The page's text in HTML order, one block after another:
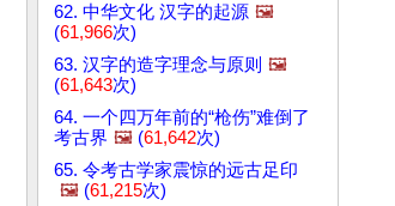
62. 中华文化 汉字的起源 🖼️
(61,966次)
63. 汉字的造字理念与原则 🖼️
(61,643次)
64. 一个四万年前的“枪伤”难倒了
考古界 🖼️ (61,642次)
65. 令考古学家震惊的远古足印
🖼️ (61,215次)